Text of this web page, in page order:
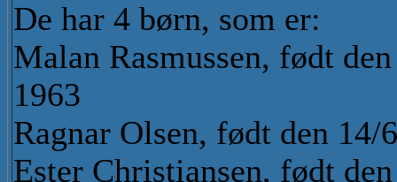
De har 4 børn, som er:
Malan Rasmussen, født
1963
Ragnar Olsen, født den 14/
Ester Christiansen, født